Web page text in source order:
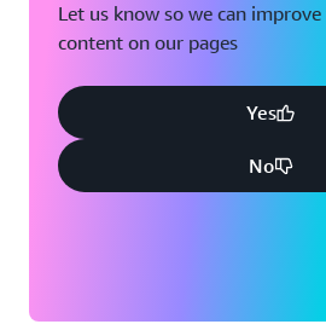
Let us know so we can
content on our pages
Yes
No